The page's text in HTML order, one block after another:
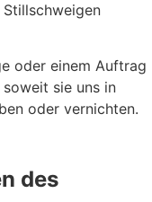
oder einem Auftrag
sie uns in
oder vernichten.
des